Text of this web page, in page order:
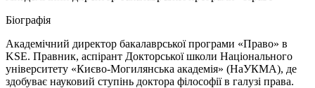
Біографія
Академічний директор бакалаврської програми «Право» в
KSE. Правник, аспірант Докторської школи Національного
університету «Києво-Могилянська академія» (НаУКМА), де
здобуває науковий ступінь доктора філософії в галузі права.